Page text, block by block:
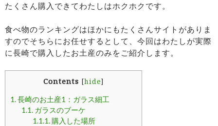
たくさん購入できてわたしはホクホクです。
食べ物のランキングはほかにもたくさんサイトがありま
すのでそちらにお任せするとして、今回はわたしが実際
に長崎で購入したお土産のみをご紹介します。
Contents [hide]
1.長崎のお土産1：ガラス細工
1.1.ガラスのブーケ
1.1.1.購入した場所